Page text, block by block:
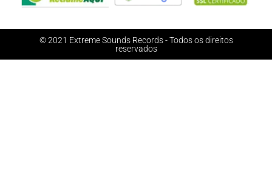
© 2021 Extreme Sounds Records - Todos os direitos
reservados